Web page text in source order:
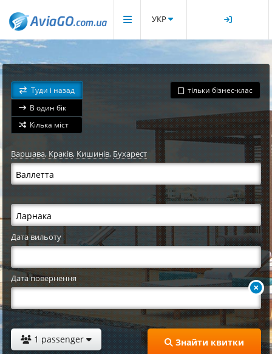
УКР
Туди і назад
В один бік
Кілька міст
тільки бізнес-клас
Варшава,Краків, Кишинів, Бухарест
Дата вильоту
Дата повернення
1 passenger Знайти квитки